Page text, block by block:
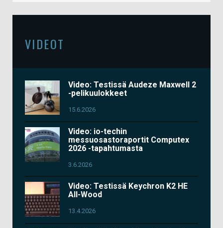
VIDEOT
Video: Testissä Audeze Maxwell 2
-pelikuulokkeet
15.6.2026
Video: io-techin
messuosastoraportit Computex
2026 -tapahtumasta
3.6.2026
Video: Testissä Keychron K2 HE
All-Wood
13.4.2026